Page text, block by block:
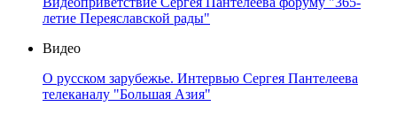
летие Переяславской рады"
Видео
О русском зарубежье. Интервью Сергея Пантелеева
телеканалу "Большая Азия"